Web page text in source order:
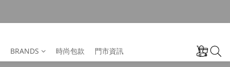
BRANDS 時尚包款 門市資訊